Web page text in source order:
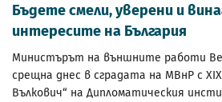
Бъдете смели, уверени и
интересите на България
Министърът на външните работи
срещна днес в сградата на МВнР с XIX
Вълкович“ на Дипломатическия